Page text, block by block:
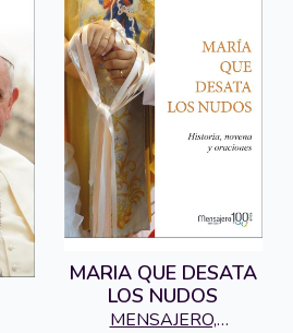
MARIA QUE DESATA
LOS NUDOS
MENSAJERO,